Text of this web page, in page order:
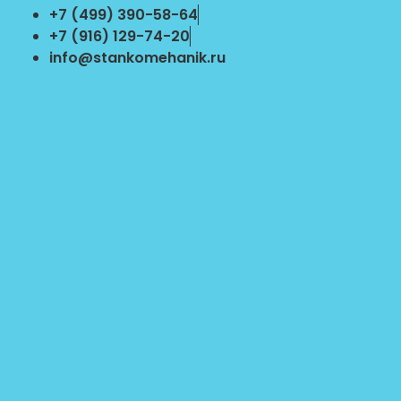
Перейти
содержимому
+7 (499) 390-58-64
+7 (916) 129-74-20
info@stankomehanik.ru